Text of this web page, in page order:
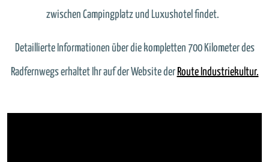
zwischen Campingplatz und Luxushotel findet.
Detaillierte Informationen über die kompletten 700 Kilometer des
Radfernwegs erhaltet Ihr auf der Website der Route Industriekultur.